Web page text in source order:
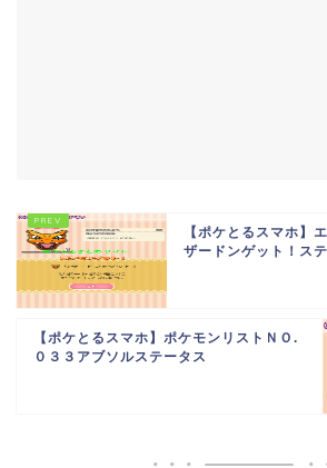
【ポケとるスマホ】
ザードンゲット！ス
【ポケとるスマホ】ポケモンリストＮＯ.
０３３アブソルステータス